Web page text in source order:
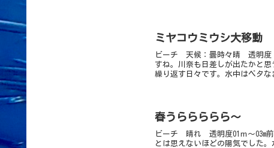
ミヤコウミウシ大移動
ビーチ 天候：曇時々晴 透明度
すね。川奈も日差しが出たかと
繰り返す日々です。水中はベタ
春うららららら～
ビーチ 晴れ 透明度01ｍ～03m
とは思えないほどの陽気でした